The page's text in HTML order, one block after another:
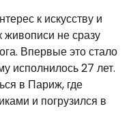
к искусству и
живописи не сразу
Впервые это стало
исполнилось 27 лет.
в Париж, где
и погрузился в